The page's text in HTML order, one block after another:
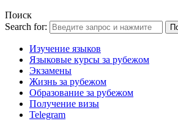
Поиск
Search for:
Изучение языков
Языковые курсы за рубежом
Экзамены
Жизнь за рубежом
Образование за рубежом
Получение визы
Telegram